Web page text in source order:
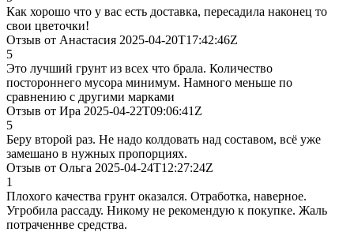
Как хорошо что у вас есть доставка, пересадила наконец то
свои цветочки!
Отзыв от Анастасия 2025-04-20T17:42:46Z
5
Это лучший грунт из всех что брала. Количество
постороннего мусора минимум. Намного меньше по
сравнению с другими марками
Отзыв от Ира 2025-04-22T09:06:41Z
5
Беру второй раз. Не надо колдовать над составом, всё уже
замешано в нужных пропорциях.
Отзыв от Ольга 2025-04-24T12:27:24Z
1
Плохого качества грунт оказался. Отработка, наверное.
Угробила рассаду. Никому не рекомендую к покупке. Жаль
потраченнве средства.